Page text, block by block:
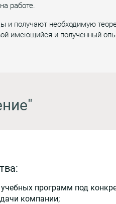
работе.
и получают необходимую
имеющийся и полученный
программ под
компании;